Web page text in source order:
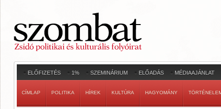
ELŐFIZETÉS 1% SZEMINÁRIUM ELŐADÁS MÉDIAAJÁNLAT
CÍMLAP POLITIKA HÍREK KULTÚRA HAGYOMÁNY